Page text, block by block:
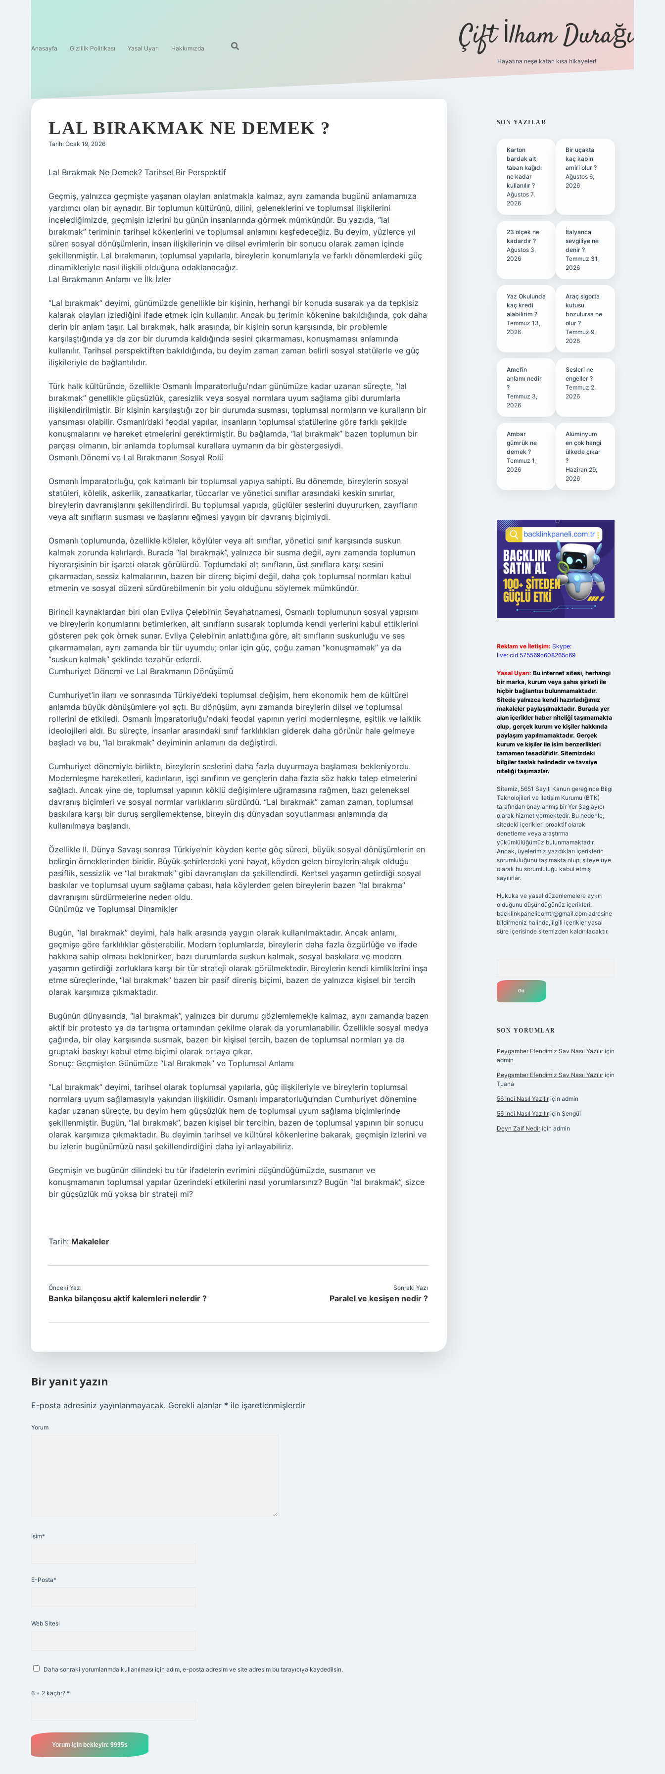
Anasayfa Gizlilik Politikası Yasal Uyarı Hakkımızda Çift İlham Durağı
Hayatına neşe katan kısa hikayeler!
LAL BIRAKMAK NE DEMEK ?
Tarih: Ocak 19, 2026
Lal Bırakmak Ne Demek? Tarihsel Bir Perspektif
Geçmiş, yalnızca geçmişte yaşanan olayları anlatmakla kalmaz, aynı zamanda bugünü anlamamıza
yardımcı olan bir aynadır. Bir toplumun kültürünü, dilini, geleneklerini ve toplumsal ilişkilerini
incelediğimizde, geçmişin izlerini bu günün insanlarında görmek mümkündür. Bu yazıda, “lal
bırakmak” teriminin tarihsel kökenlerini ve toplumsal anlamını keşfedeceğiz. Bu deyim, yüzlerce yıl
süren sosyal dönüşümlerin, insan ilişkilerinin ve dilsel evrimlerin bir sonucu olarak zaman içinde
şekillenmiştir. Lal bırakmanın, toplumsal yapılarla, bireylerin konumlarıyla ve farklı dönemlerdeki güç
dinamikleriyle nasıl ilişkili olduğuna odaklanacağız.
Lal Bırakmanın Anlamı ve İlk İzler
“Lal bırakmak” deyimi, günümüzde genellikle bir kişinin, herhangi bir konuda susarak ya da tepkisiz
kalarak olayları izlediğini ifade etmek için kullanılır. Ancak bu terimin kökenine bakıldığında, çok daha
derin bir anlam taşır. Lal bırakmak, halk arasında, bir kişinin sorun karşısında, bir problemle
karşılaştığında ya da zor bir durumda kaldığında sesini çıkarmaması, konuşmaması anlamında
kullanılır. Tarihsel perspektiften bakıldığında, bu deyim zaman zaman belirli sosyal statülerle ve güç
ilişkileriyle de bağlantılıdır.
Türk halk kültüründe, özellikle Osmanlı İmparatorluğu’ndan günümüze kadar uzanan süreçte, “lal
bırakmak” genellikle güçsüzlük, çaresizlik veya sosyal normlara uyum sağlama gibi durumlarla
ilişkilendirilmiştir. Bir kişinin karşılaştığı zor bir durumda susması, toplumsal normların ve kuralların bir
yansıması olabilir. Osmanlı’daki feodal yapılar, insanların toplumsal statülerine göre farklı şekilde
konuşmalarını ve hareket etmelerini gerektirmiştir. Bu bağlamda, “lal bırakmak” bazen toplumun bir
parçası olmanın, bir anlamda toplumsal kurallara uymanın da bir göstergesiydi.
Osmanlı Dönemi ve Lal Bırakmanın Sosyal Rolü
Osmanlı İmparatorluğu, çok katmanlı bir toplumsal yapıya sahipti. Bu dönemde, bireylerin sosyal
statüleri, kölelik, askerlik, zanaatkarlar, tüccarlar ve yönetici sınıflar arasındaki keskin sınırlar,
bireylerin davranışlarını şekillendirirdi. Bu toplumsal yapıda, güçlüler seslerini duyururken, zayıfların
veya alt sınıfların susması ve başlarını eğmesi yaygın bir davranış biçimiydi.
Osmanlı toplumunda, özellikle köleler, köylüler veya alt sınıflar, yönetici sınıf karşısında suskun
kalmak zorunda kalırlardı. Burada “lal bırakmak”, yalnızca bir susma değil, aynı zamanda toplumun
hiyerarşisinin bir işareti olarak görülürdü. Toplumdaki alt sınıfların, üst sınıflara karşı sesini
çıkarmadan, sessiz kalmalarının, bazen bir direnç biçimi değil, daha çok toplumsal normları kabul
etmenin ve sosyal düzeni sürdürebilmenin bir yolu olduğunu söylemek mümkündür.
Birincil kaynaklardan biri olan Evliya Çelebi’nin Seyahatnamesi, Osmanlı toplumunun sosyal yapısını
ve bireylerin konumlarını betimlerken, alt sınıfların susarak toplumda kendi yerlerini kabul ettiklerini
gösteren pek çok örnek sunar. Evliya Çelebi’nin anlattığına göre, alt sınıfların suskunluğu ve ses
çıkarmamaları, aynı zamanda bir tür uyumdu; onlar için güç, çoğu zaman “konuşmamak” ya da
“suskun kalmak” şeklinde tezahür ederdi.
Cumhuriyet Dönemi ve Lal Bırakmanın Dönüşümü
Cumhuriyet’in ilanı ve sonrasında Türkiye’deki toplumsal değişim, hem ekonomik hem de kültürel
anlamda büyük dönüşümlere yol açtı. Bu dönüşüm, aynı zamanda bireylerin dilsel ve toplumsal
rollerini de etkiledi. Osmanlı İmparatorluğu’ndaki feodal yapının yerini modernleşme, eşitlik ve laiklik
ideolojileri aldı. Bu süreçte, insanlar arasındaki sınıf farklılıkları giderek daha görünür hale gelmeye
başladı ve bu, “lal bırakmak” deyiminin anlamını da değiştirdi.
Cumhuriyet dönemiyle birlikte, bireylerin seslerini daha fazla duyurmaya başlaması bekleniyordu.
Modernleşme hareketleri, kadınların, işçi sınıfının ve gençlerin daha fazla söz hakkı talep etmelerini
sağladı. Ancak yine de, toplumsal yapının köklü değişimlere uğramasına rağmen, bazı geleneksel
davranış biçimleri ve sosyal normlar varlıklarını sürdürdü. “Lal bırakmak” zaman zaman, toplumsal
baskılara karşı bir duruş sergilemektense, bireyin dış dünyadan soyutlanması anlamında da
kullanılmaya başlandı.
Özellikle II. Dünya Savaşı sonrası Türkiye’nin köyden kente göç süreci, büyük sosyal dönüşümlerin en
belirgin örneklerinden biridir. Büyük şehirlerdeki yeni hayat, köyden gelen bireylerin alışık olduğu
pasiflik, sessizlik ve “lal bırakmak” gibi davranışları da şekillendirdi. Kentsel yaşamın getirdiği sosyal
baskılar ve toplumsal uyum sağlama çabası, hala köylerden gelen bireylerin bazen “lal bırakma”
davranışını sürdürmelerine neden oldu.
Günümüz ve Toplumsal Dinamikler
Bugün, “lal bırakmak” deyimi, hala halk arasında yaygın olarak kullanılmaktadır. Ancak anlamı,
geçmişe göre farklılıklar gösterebilir. Modern toplumlarda, bireylerin daha fazla özgürlüğe ve ifade
hakkına sahip olması beklenirken, bazı durumlarda suskun kalmak, sosyal baskılara ve modern
yaşamın getirdiği zorluklara karşı bir tür strateji olarak görülmektedir. Bireylerin kendi kimliklerini inşa
etme süreçlerinde, “lal bırakmak” bazen bir pasif direniş biçimi, bazen de yalnızca kişisel bir tercih
olarak karşımıza çıkmaktadır.
Bugünün dünyasında, “lal bırakmak”, yalnızca bir durumu gözlemlemekle kalmaz, aynı zamanda bazen
aktif bir protesto ya da tartışma ortamından çekilme olarak da yorumlanabilir. Özellikle sosyal medya
çağında, bir olay karşısında susmak, bazen bir kişisel tercih, bazen de toplumsal normları ya da
gruptaki baskıyı kabul etme biçimi olarak ortaya çıkar.
Sonuç: Geçmişten Günümüze “Lal Bırakmak” ve Toplumsal Anlamı
“Lal bırakmak” deyimi, tarihsel olarak toplumsal yapılarla, güç ilişkileriyle ve bireylerin toplumsal
normlara uyum sağlamasıyla yakından ilişkilidir. Osmanlı İmparatorluğu’ndan Cumhuriyet dönemine
kadar uzanan süreçte, bu deyim hem güçsüzlük hem de toplumsal uyum sağlama biçimlerinde
şekillenmiştir. Bugün, “lal bırakmak”, bazen kişisel bir tercihin, bazen de toplumsal yapının bir sonucu
olarak karşımıza çıkmaktadır. Bu deyimin tarihsel ve kültürel kökenlerine bakarak, geçmişin izlerini ve
bu izlerin bugünümüzü nasıl şekillendirdiğini daha iyi anlayabiliriz.
Geçmişin ve bugünün dilindeki bu tür ifadelerin evrimini düşündüğümüzde, susmanın ve
konuşmamanın toplumsal yapılar üzerindeki etkilerini nasıl yorumlarsınız? Bugün “lal bırakmak”, sizce
bir güçsüzlük mü yoksa bir strateji mi?
Tarih: Makaleler
Önceki Yazı
Banka bilançosu aktif kalemleri nelerdir ?
Sonraki Yazı
Paralel ve kesişen nedir ?
Bir yanıt yazın
E-posta adresiniz yayınlanmayacak. Gerekli alanlar * ile işaretlenmişlerdir
Yorum
İsim*
E-Posta*
Web Sitesi
Daha sonraki yorumlarımda kullanılması için adım, e-posta adresim ve site adresim bu tarayıcıya kaydedilsin.
6 + 2 kaçtır? *
SIDEBAR
SON YAZILAR
Karton
bardak alt
taban kağıdı
ne kadar
kullanılır ?
Ağustos 7,
2026
Bir uçakta
kaç kabin
amiri olur ?
Ağustos 6,
2026
23 ölçek ne
kadardır ?
Ağustos 3,
2026
İtalyanca
sevgiliye ne
denir ?
Temmuz 31,
2026
Yaz Okulunda
kaç kredi
alabilirim ?
Temmuz 13,
2026
Araç sigorta
kutusu
bozulursa ne
olur ?
Temmuz 9,
2026
Amel’in
anlamı nedir
?
Temmuz 3,
2026
Sesleri ne
engeller ?
Temmuz 2,
2026
Ambar
gümrük ne
demek ?
Temmuz 1,
2026
Alüminyum
en çok hangi
ülkede çıkar
?
Haziran 29,
2026
Reklam ve İletişim: Skype:
live:.cid.575569c608265c69
Yasal Uyarı: Bu internet sitesi, herhangi
bir marka, kurum veya şahıs şirketi ile
hiçbir bağlantısı bulunmamaktadır.
Sitede yalnızca kendi hazırladığımız
makaleler paylaşılmaktadır. Burada yer
alan içerikler haber niteliği taşımamakta
olup, gerçek kurum ve kişiler hakkında
paylaşım yapılmamaktadır. Gerçek
kurum ve kişiler ile isim benzerlikleri
tamamen tesadüfidir. Sitemizdeki
bilgiler taslak halindedir ve tavsiye
niteliği taşımazlar.
Sitemiz, 5651 Sayılı Kanun gereğince Bilgi
Teknolojileri ve İletişim Kurumu (BTK)
tarafından onaylanmış bir Yer Sağlayıcı
olarak hizmet vermektedir. Bu nedenle,
sitedeki içerikleri proaktif olarak
denetleme veya araştırma
yükümlülüğümüz bulunmamaktadır.
Ancak, üyelerimiz yazdıkları içeriklerin
sorumluluğunu taşımakta olup, siteye üye
olarak bu sorumluluğu kabul etmiş
sayılırlar.
Hukuka ve yasal düzenlemelere aykırı
olduğunu düşündüğünüz içerikleri,
backlinkpanelicomtr@gmail.comadresine
bildirmeniz halinde, ilgili içerikler yasal
süre içerisinde sitemizden kaldırılacaktır.
SON YORUMLAR
Peygamber Efendimiz Sav Nasıl Yazılıriçin
admin
Peygamber Efendimiz Sav Nasıl Yazılıriçin
Tuana
56 Inci Nasıl Yazılıriçin admin
56 Inci Nasıl Yazılıriçin Şengül
Deyn Zaif Nediriçin admin